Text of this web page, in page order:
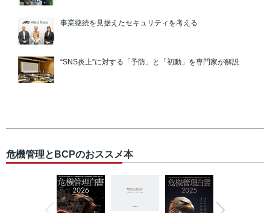
事業継続を見据えたセキュリティを考える
“SNS炎上”に対する「予防」と「初動」を専門家が解説
危機管理とBCPのおススメ本